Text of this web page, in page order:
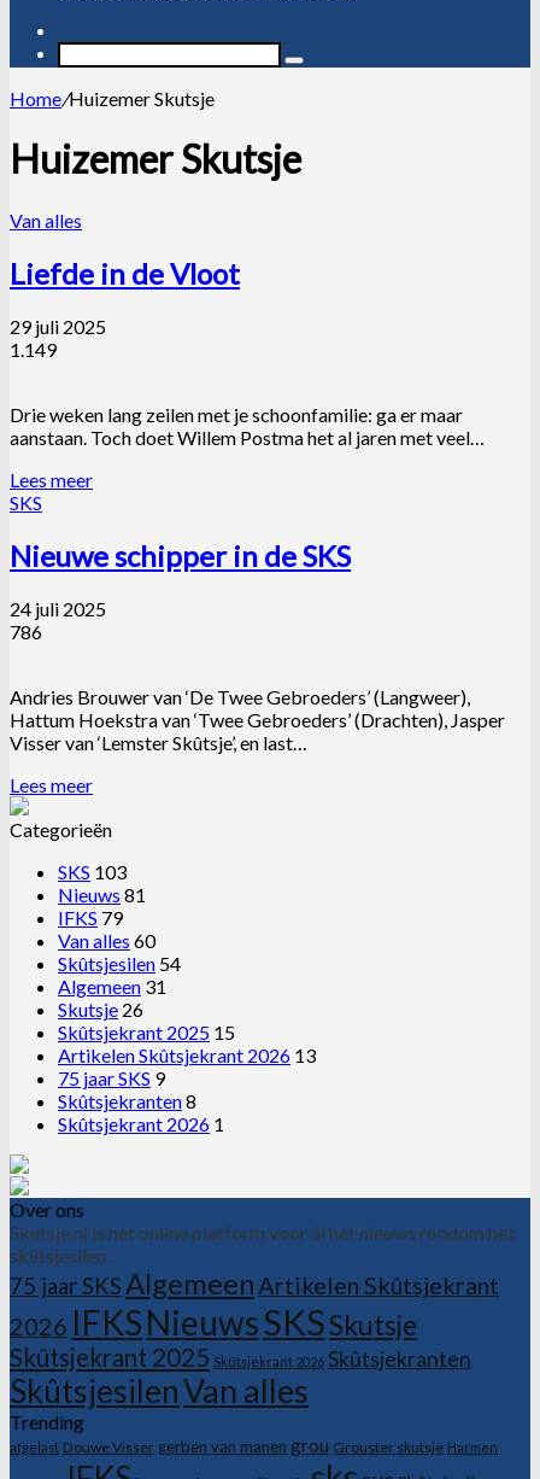
artikel
Zoeken...
Home/Huizemer Skutsje
Huizemer Skutsje
Van alles
Liefde in de Vloot
29 juli 2025
1.149
Drie weken lang zeilen met je schoonfamilie: ga er maar
aanstaan. Toch doet Willem Postma het al jaren met veel…
Lees meer
SKS
Nieuwe schipper in de SKS
24 juli 2025
786
Andries Brouwer van ‘De Twee Gebroeders’ (Langweer),
Hattum Hoekstra van ‘Twee Gebroeders’ (Drachten), Jasper
Visser van ‘Lemster Skûtsje’, en last…
Lees meer
Categorieën
SKS 103
Nieuws 81
IFKS 79
Van alles 60
Skûtsjesilen 54
Algemeen 31
Skutsje 26
Skûtsjekrant 2025 15
Artikelen Skûtsjekrant 2026 13
75 jaar SKS 9
Skûtsjekranten8
Skûtsjekrant 2026 1
Over ons
Skutsje.nl is het online platform voor ál het nieuws rondom het
skûtsjesilen.
75 jaar SKS Algemeen Artikelen Skûtsjekrant
2026 IFKSNieuwsSKSSkutsje
Skûtsjekrant 2025 Skûtsjekrant 2026 Skûtsjekranten
SkûtsjesilenVan alles
Trending
afgelast Douwe Visser gerben van manen grou Grouster skutsje Harmen